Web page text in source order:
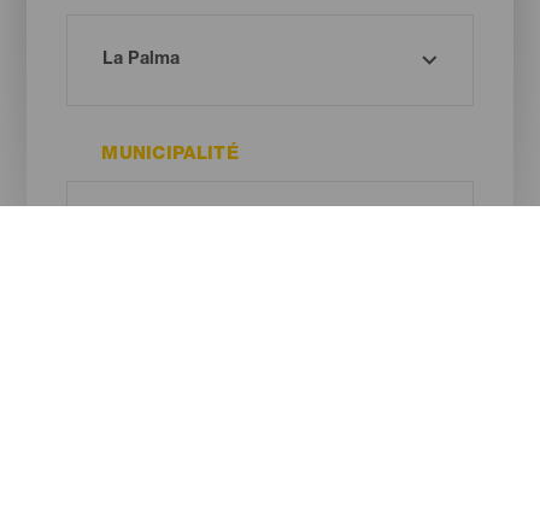
MUNICIPALITÉ